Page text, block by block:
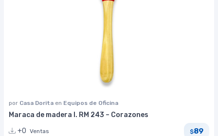
por Casa Dorita en Equipos de Oficina
Maraca de madera I. RM 243 – Corazones
+0 Ventas $89